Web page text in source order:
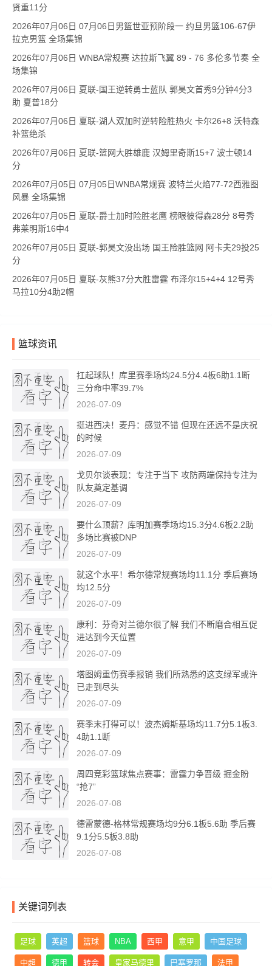
贤重11分
2026年07月06日 07月06日男篮世亚预阶段一 约旦男篮106-67伊
拉克男篮 全场集锦
2026年07月06日 WNBA常规赛 达拉斯飞翼 89 - 76 多伦多节奏 全
场集锦
2026年07月06日 夏联-国王逆转勇士蓝队 郭昊文首秀9分钟4分3
助 夏普18分
2026年07月06日 夏联-湖人双加时逆转险胜热火 卡尔26+8 沃特森
补篮绝杀
2026年07月06日 夏联-篮网大胜雄鹿 汉姆里奇斯15+7 波士顿14
分
2026年07月05日 07月05日WNBA常规赛 波特兰火焰77-72西雅图
风暴 全场集锦
2026年07月05日 夏联-爵士加时险胜老鹰 榜眼彼得森28分 8号秀
弗莱明斯16中4
2026年07月05日 夏联-郭昊文没出场 国王险胜篮网 阿卡夫29投25
分
2026年07月05日 夏联-灰熊37分大胜雷霆 布泽尔15+4+4 12号秀
马拉10分4助2帽
篮球资讯
扛起球队！库里赛季场均24.5分4.4板6助1.1断
三分命中率39.7%
2026-07-09
挺进西决！麦丹：感觉不错 但现在还远不是庆祝
的时候
2026-07-09
戈贝尔谈表现：专注于当下 攻防两端保持专注为
队友奠定基调
2026-07-09
要什么顶薪？库明加赛季场均15.3分4.6板2.2助
多场比赛被DNP
2026-07-09
就这个水平！希尔德常规赛场均11.1分 季后赛场
均12.5分
2026-07-09
康利：芬奇对兰德尔很了解 我们不断磨合相互促
进达到今天位置
2026-07-09
塔图姆重伤赛季报销 我们所熟悉的这支绿军或许
已走到尽头
2026-07-09
赛季末打得可以！波杰姆斯基场均11.7分5.1板3.
4助1.1断
2026-07-09
周四竞彩篮球焦点赛事：雷霆力争晋级 掘金盼
“抢7”
2026-07-08
德雷蒙德-格林常规赛场均9分6.1板5.6助 季后赛
9.1分5.5板3.8助
2026-07-08
关键词列表
足球 英超 篮球 NBA 西甲 意甲 中国足球
中超 德甲 转会 皇家马德里 巴塞罗那 法甲